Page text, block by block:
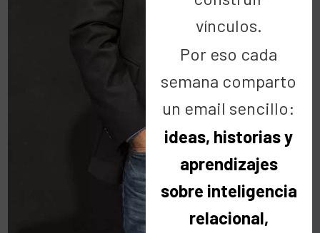
vínculos.
Por eso cada
semana comparto
un email sencillo:
ideas, historias y
aprendizajes
sobre inteligencia
relacional,